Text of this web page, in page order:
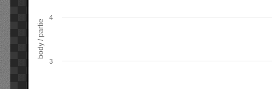
body / partie
3
4